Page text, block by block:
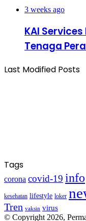
3 weeks ago
KAI
Tenaga
Last Modified Posts
Tags
corona covid-19 info
kesehatan lifestyle loker
Tren vaksin virus
© Copyright 2026,